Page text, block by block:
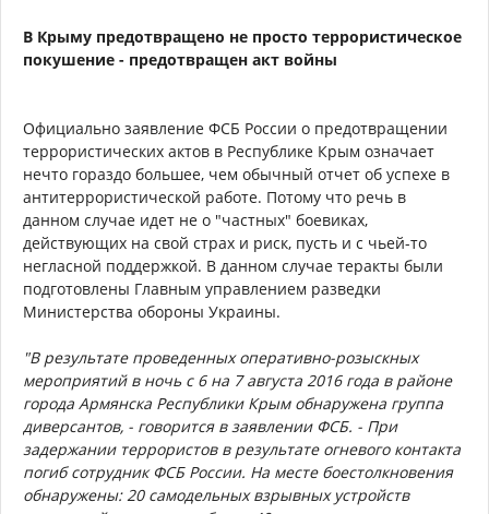
В Крыму предотвращено не просто террористическое
покушение - предотвращен акт войны
Официально заявление ФСБ России о предотвращении
террористических актов в Республике Крым означает
нечто гораздо большее, чем обычный отчет об успехе в
антитеррористической работе. Потому что речь в
данном случае идет не о "частных" боевиках,
действующих на свой страх и риск, пусть и с чьей-то
негласной поддержкой. В данном случае теракты были
подготовлены Главным управлением разведки
Министерства обороны Украины.
"В результате проведенных оперативно-розыскных
мероприятий в ночь с 6 на 7 августа 2016 года в районе
города Армянска Республики Крым обнаружена группа
диверсантов, - говорится в заявлении ФСБ. - При
задержании террористов в результате огневого контакта
погиб сотрудник ФСБ России. На месте боестолкновения
обнаружены: 20 самодельных взрывных устройств